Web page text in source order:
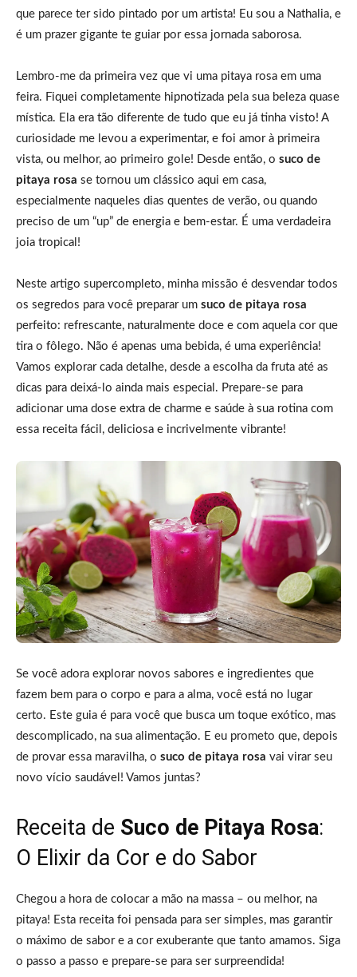
que parece ter sido pintado por um artista! Eu sou a Nathalia, e
é um prazer gigante te guiar por essa jornada saborosa.
Lembro-me da primeira vez que vi uma pitaya rosa em uma
feira. Fiquei completamente hipnotizada pela sua beleza quase
mística. Ela era tão diferente de tudo que eu já tinha visto! A
curiosidade me levou a experimentar, e foi amor à primeira
vista, ou melhor, ao primeiro gole! Desde então, o suco de
pitaya rosa se tornou um clássico aqui em casa,
especialmente naqueles dias quentes de verão, ou quando
preciso de um “up” de energia e bem-estar. É uma verdadeira
joia tropical!
Neste artigo supercompleto, minha missão é desvendar todos
os segredos para você preparar um suco de pitaya rosa
perfeito: refrescante, naturalmente doce e com aquela cor que
tira o fôlego. Não é apenas uma bebida, é uma experiência!
Vamos explorar cada detalhe, desde a escolha da fruta até as
dicas para deixá-lo ainda mais especial. Prepare-se para
adicionar uma dose extra de charme e saúde à sua rotina com
essa receita fácil, deliciosa e incrivelmente vibrante!
Se você adora explorar novos sabores e ingredientes que
fazem bem para o corpo e para a alma, você está no lugar
certo. Este guia é para você que busca um toque exótico, mas
descomplicado, na sua alimentação. E eu prometo que, depois
de provar essa maravilha, o suco de pitaya rosa vai virar seu
novo vício saudável! Vamos juntas?
Receita de Suco de Pitaya Rosa:
O Elixir da Cor e do Sabor
Chegou a hora de colocar a mão na massa – ou melhor, na
pitaya! Esta receita foi pensada para ser simples, mas garantir
o máximo de sabor e a cor exuberante que tanto amamos. Siga
o passo a passo e prepare-se para ser surpreendida!